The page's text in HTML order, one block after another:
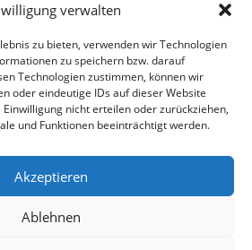
verwalten
zu bieten, verwenden wir Technologien
zu speichern bzw. darauf
Technologien zustimmen, können wir
oder eindeutige IDs auf dieser Website
nicht erteilen oder zurückziehen,
und Funktionen beeinträchtigt werden.
Akzeptieren
Ablehnen